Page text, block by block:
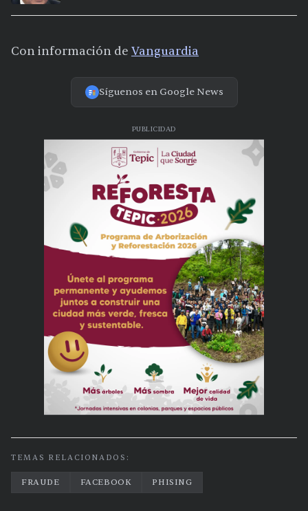
Con información de Vanguardia
Síguenos en Google News
PUBLICIDAD
TEMAS RELACIONADOS:
FRAUDE FACEBOOK PHISING